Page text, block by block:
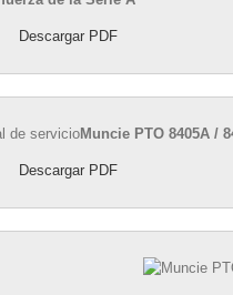
Descargar PDF
Muncie PTO 8405A /
Descargar PDF